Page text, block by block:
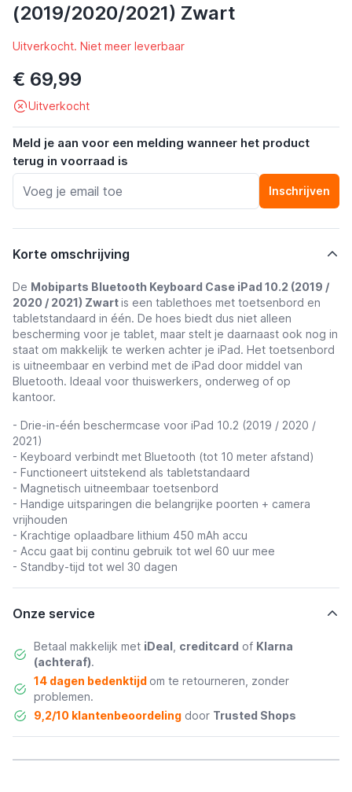
(2019/2020/2021) Zwart
Uitverkocht. Niet meer leverbaar
€ 69,99
Uitverkocht
Meld je aan voor een melding wanneer het product
terug in voorraad is
Inschrijven
Korte omschrijving
De Mobiparts Bluetooth Keyboard Case iPad 10.2 (2019 /
2020 / 2021) Zwartis een tablethoes met toetsenbord en
tabletstandaard in één. De hoes biedt dus niet alleen
bescherming voor je tablet, maar stelt je daarnaast ook nog in
staat om makkelijk te werken achter je iPad. Het toetsenbord
is uitneembaar en verbind met de iPad door middel van
Bluetooth. Ideaal voor thuiswerkers, onderweg of op
kantoor.
- Drie-in-één beschermcase voor iPad 10.2 (2019 / 2020 /
2021)
- Keyboard verbindt met Bluetooth (tot 10 meter afstand)
- Functioneert uitstekend als tabletstandaard
- Magnetisch uitneembaar toetsenbord
- Handige uitsparingen die belangrijke poorten + camera
vrijhouden
- Krachtige oplaadbare lithium 450 mAh accu
- Accu gaat bij continu gebruik tot wel 60 uur mee
- Standby-tijd tot wel 30 dagen
Onze service
Betaal makkelijk met iDeal creditcard of Klarna
(achteraf).
14 dagen bedenktijd om te retourneren, zonder
problemen.
9,2/10 klantenbeoordelingdoor Trusted Shops